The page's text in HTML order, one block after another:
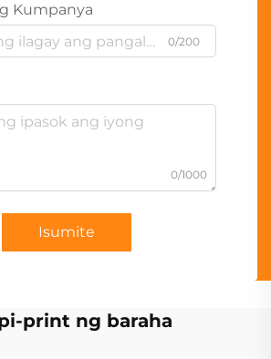
Kumpanya
0/200
0/1000
Isumite
print ng baraha